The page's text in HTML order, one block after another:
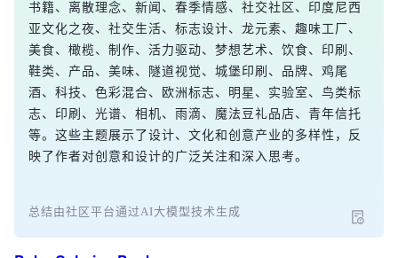
书籍、离散理念、新闻、春季情感、社交社区、印度尼西
亚文化之夜、社交生活、标志设计、龙元素、趣味工厂、
美食、橄榄、制作、活力驱动、梦想艺术、饮食、印刷、
鞋类、产品、美味、隧道视觉、城堡印刷、品牌、鸡尾
酒、科技、色彩混合、欧洲标志、明星、实验室、鸟类标
志、印刷、光谱、相机、雨滴、魔法豆礼品店、青年信托
等。这些主题展示了设计、文化和创意产业的多样性，反
映了作者对创意和设计的广泛关注和深入思考。
总结由社区平台通过AI大模型技术生成